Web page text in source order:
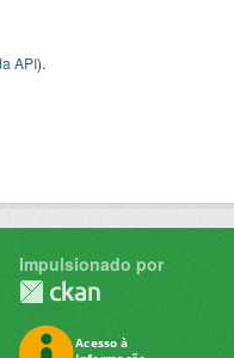
API).
Impulsionado por